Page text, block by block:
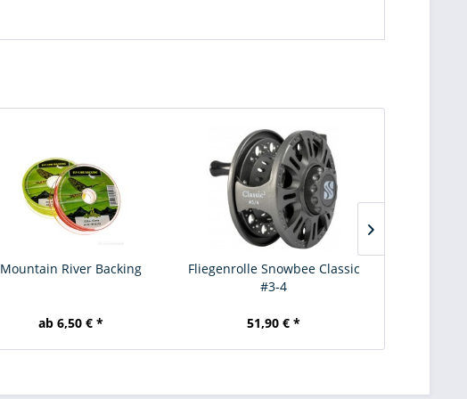
Mountain River Backing
ab 6,50 € *
Fliegenrolle Snowbee Classic
#3-4
51,90 € *